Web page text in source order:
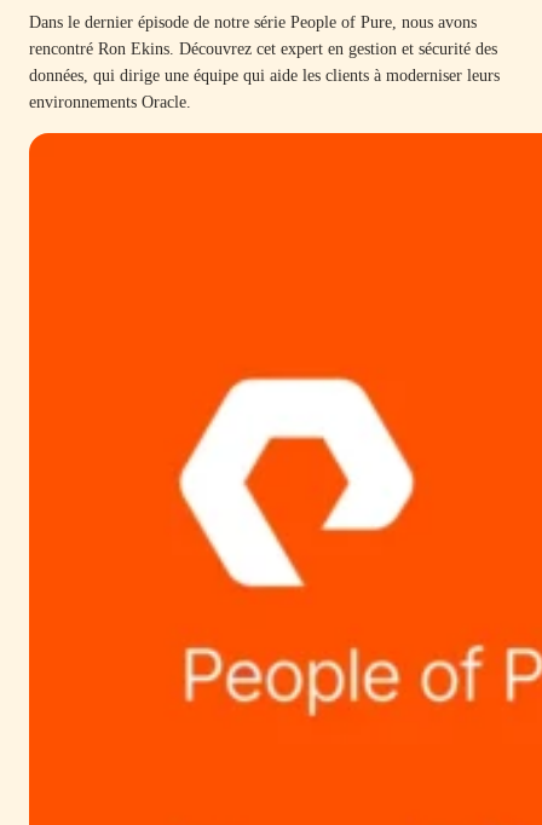
Dans le dernier épisode de notre série People of Pure, nous avons
rencontré Ron Ekins. Découvrez cet expert en gestion et sécurité des
données, qui dirige une équipe qui aide les clients à moderniser leurs
environnements Oracle.